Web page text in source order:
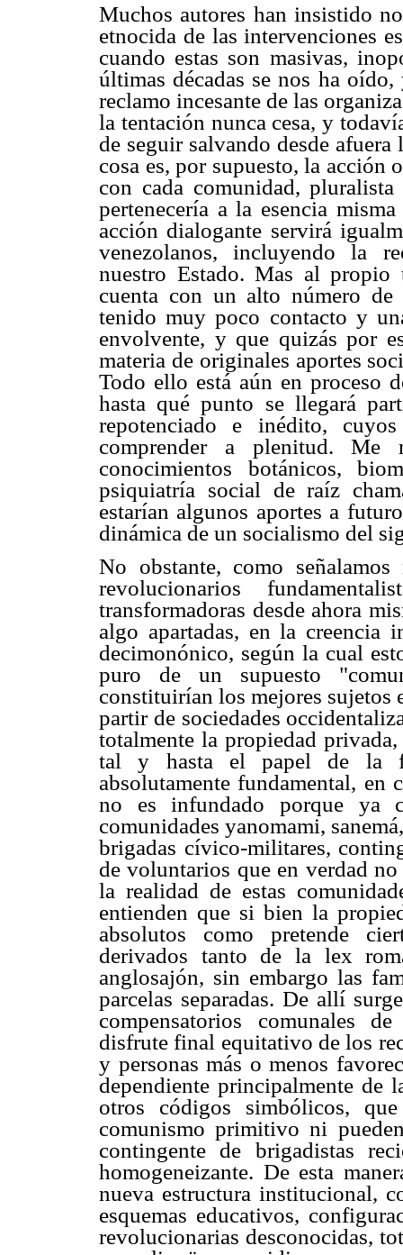
Muchos autores han insistido
etnocida de las intervenciones
cuando estas son masivas,
últimas décadas se nos ha
reclamo incesante de las
la tentación nunca cesa, y
de seguir salvando desde
cosa es, por supuesto, la acción
con cada comunidad,
pertenecería a la esencia
acción dialogante servirá
venezolanos, incluyendo la
nuestro Estado. Mas al propio
cuenta con un alto número de
tenido muy poco contacto y
envolvente, y que quizás por
materia de originales aportes
Todo ello está aún en proceso
hasta qué punto se llegará
repotenciado e inédito,
comprender a plenitud.
conocimientos botánicos,
psiquiatría social de raíz
estarían algunos aportes a
dinámica de un socialismo del
No obstante, como
revolucionarios
transformadoras desde ahora
algo apartadas, en la creencia
decimonónico, según la cual
puro de un supuesto
constituirían los mejores sujetos
partir de sociedades
totalmente la propiedad
tal y hasta el papel de la
absolutamente fundamental,
no es infundado porque ya
comunidades yanomami,
brigadas cívico-militares,
de voluntarios que en verdad
la realidad de estas
entienden que si bien la
absolutos como pretende
derivados tanto de la lex
anglosajón, sin embargo las
parcelas separadas. De allí
compensatorios comunales
disfrute final equitativo de los
y personas más o menos
dependiente principalmente de
otros códigos simbólicos,
comunismo primitivo ni
contingente de brigadistas
homogeneizante. De esta
nueva estructura institucional,
esquemas educativos,
revolucionarias desconocidas,